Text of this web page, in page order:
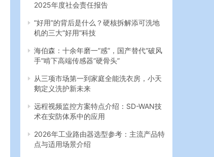
2025年度社会责任报告
“好用”的背后是什么？硬核拆解添可洗地
机的三大“好用”科技
海伯森：十余年磨一“感”，国产替代“破风
手”啃下高端传感器“硬骨头”
从三项市场第一到家庭全能洗衣房，小天
鹅定义洗护新未来
远程视频监控方案特点介绍：SD-WAN技
术在安防体系中的应用
2026年工业路由器选型参考：主流产品特
点与适用场景介绍